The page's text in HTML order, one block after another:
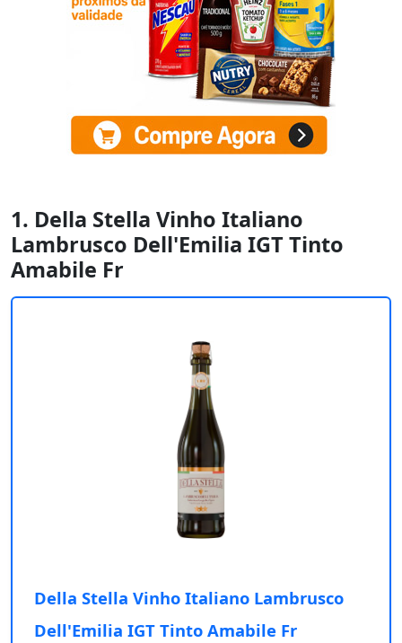
1. Della Stella Vinho Italiano
Lambrusco Dell'Emilia IGT Tinto
Amabile Fr
Della Stella Vinho Italiano Lambrusco
Dell'Emilia IGT Tinto Amabile Fr